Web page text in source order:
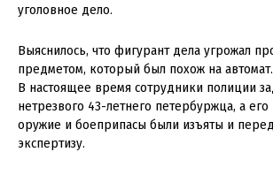
уголовное дело.
Выяснилось, что фигурант дела угрожал
предметом, который был похож на автомат.
В настоящее время сотрудники полиции
нетрезвого 43-летнего петербуржца, а его
оружие и боеприпасы были изъяты и
экспертизу.